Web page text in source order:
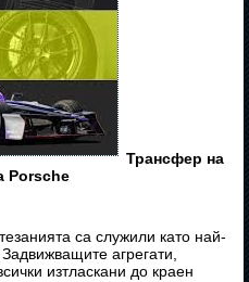
Трансфер на
Porsche
са служили като най-
агрегати,
изтласкани до краен